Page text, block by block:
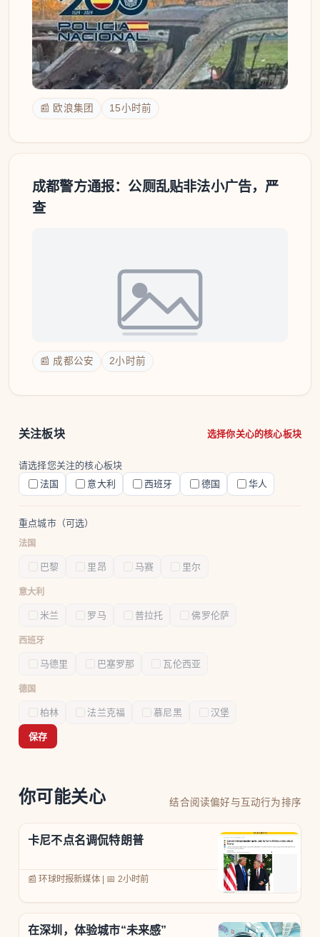
关注板块 选择你关心的核心板块
请选择您关注的核心板块
法国
意大利 西班牙 德国 华人
重点城市（可选）
法国
巴黎 里昂 马赛 里尔
意大利
米兰 罗马 普拉托 佛罗伦萨
西班牙
马德里 巴塞罗那 瓦伦西亚
德国
柏林 法兰克福 慕尼黑 汉堡
保存
你可能关心 结合阅读偏好与互动行为排序
卡尼不点名调侃特朗普
📰 环球时报新媒体| 📅 2小时前
在深圳，体验城市“未来感”
📰 欧浪集团 15小时前
成都警方通报：公厕乱贴非法小广告，严
查
📰 成都公安 2小时前